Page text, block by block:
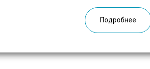
победителей первого этапа […]
Подробнее